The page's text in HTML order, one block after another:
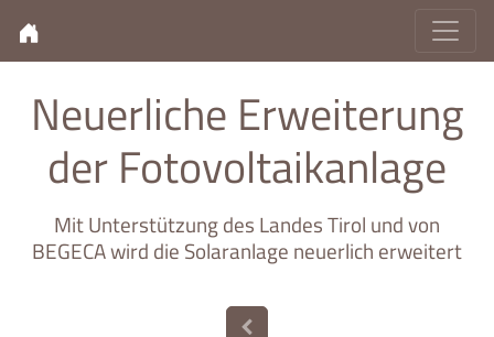
Neuerliche Erweiterung
der Fotovoltaikanlage
Mit Unterstützung des Landes Tirol und von
BEGECA wird die Solaranlage neuerlich erweitert